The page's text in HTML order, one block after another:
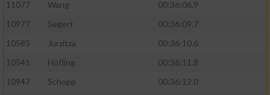
11077
Wang
00:36:06.9
10977
Segert
00:36:09.7
10585
Jurzitza
00:36:10.6
10541
Höfling
00:36:11.8
10947
Schopp
00:36:12.0